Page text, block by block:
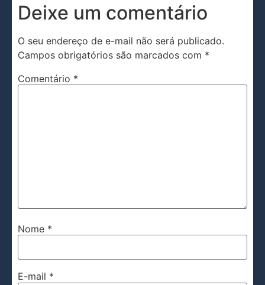
Deixe um comentário
O seu endereço de e-mail não será publicado.
Campos obrigatórios são marcados com *
Comentário *
Nome *
E-mail *